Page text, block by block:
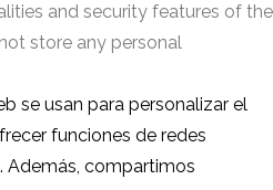
se usan para personalizar el
funciones de redes
Además, compartimos
and security features of the
store any personal
particularly necessary for the